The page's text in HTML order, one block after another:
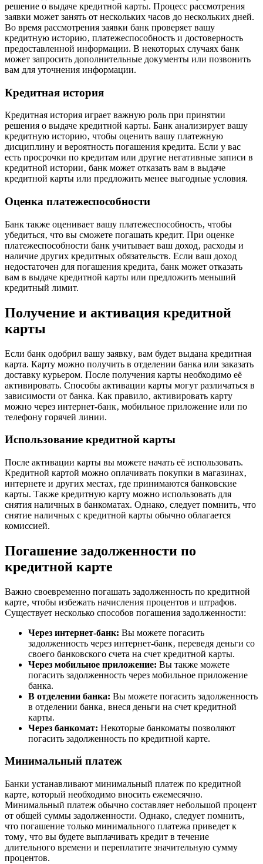
решение о выдаче кредитной карты. Процесс рассмотрения
заявки может занять от нескольких часов до нескольких дней.
Во время рассмотрения заявки банк проверяет вашу
кредитную историю‚ платежеспособность и достоверность
предоставленной информации. В некоторых случаях банк
может запросить дополнительные документы или позвонить
вам для уточнения информации.
Кредитная история
Кредитная история играет важную роль при принятии
решения о выдаче кредитной карты. Банк анализирует вашу
кредитную историю‚ чтобы оценить вашу платежную
дисциплину и вероятность погашения кредита. Если у вас
есть просрочки по кредитам или другие негативные записи в
кредитной истории‚ банк может отказать вам в выдаче
кредитной карты или предложить менее выгодные условия.
Оценка платежеспособности
Банк также оценивает вашу платежеспособность‚ чтобы
убедиться‚ что вы сможете погашать кредит. При оценке
платежеспособности банк учитывает ваш доход‚ расходы и
наличие других кредитных обязательств. Если ваш доход
недостаточен для погашения кредита‚ банк может отказать
вам в выдаче кредитной карты или предложить меньший
кредитный лимит.
Получение и активация кредитной
карты
Если банк одобрил вашу заявку‚ вам будет выдана кредитная
карта. Карту можно получить в отделении банка или заказать
доставку курьером. После получения карты необходимо её
активировать. Способы активации карты могут различаться в
зависимости от банка. Как правило‚ активировать карту
можно через интернет-банк‚ мобильное приложение или по
телефону горячей линии.
Использование кредитной карты
После активации карты вы можете начать её использовать.
Кредитной картой можно оплачивать покупки в магазинах‚
интернете и других местах‚ где принимаются банковские
карты. Также кредитную карту можно использовать для
снятия наличных в банкоматах. Однако‚ следует помнить‚ что
снятие наличных с кредитной карты обычно облагается
комиссией.
Погашение задолженности по
кредитной карте
Важно своевременно погашать задолженность по кредитной
карте‚ чтобы избежать начисления процентов и штрафов.
Существует несколько способов погашения задолженности:
Через интернет-банк: Вы можете погасить
задолженность через интернет-банк‚ переведя деньги со
своего банковского счета на счет кредитной карты.
Через мобильное приложение: Вы также можете
погасить задолженность через мобильное приложение
банка.
В отделении банка: Вы можете погасить задолженность
в отделении банка‚ внеся деньги на счет кредитной
карты.
Через банкомат: Некоторые банкоматы позволяют
погасить задолженность по кредитной карте.
Минимальный платеж
Банки устанавливают минимальный платеж по кредитной
карте‚ который необходимо вносить ежемесячно.
Минимальный платеж обычно составляет небольшой процент
от общей суммы задолженности. Однако‚ следует помнить‚
что погашение только минимального платежа приведет к
тому‚ что вы будете выплачивать кредит в течение
длительного времени и переплатите значительную сумму
процентов.